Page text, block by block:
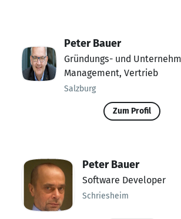
Peter Bauer
Gründungs- und
Management, Vertrieb
Salzburg
Zum Profil
Peter Bauer
Software Developer
Schriesheim